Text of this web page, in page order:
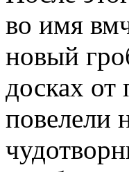
во имя
новый
досках
повелели